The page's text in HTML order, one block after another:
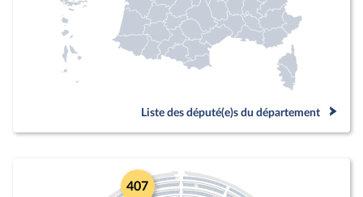
Liste des député(e)s du département
407